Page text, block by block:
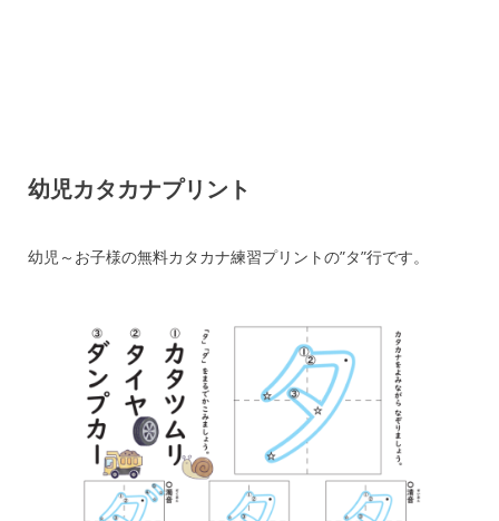
幼児カタカナプリント
幼児～お子様の無料カタカナ練習プリントの”タ”行です。